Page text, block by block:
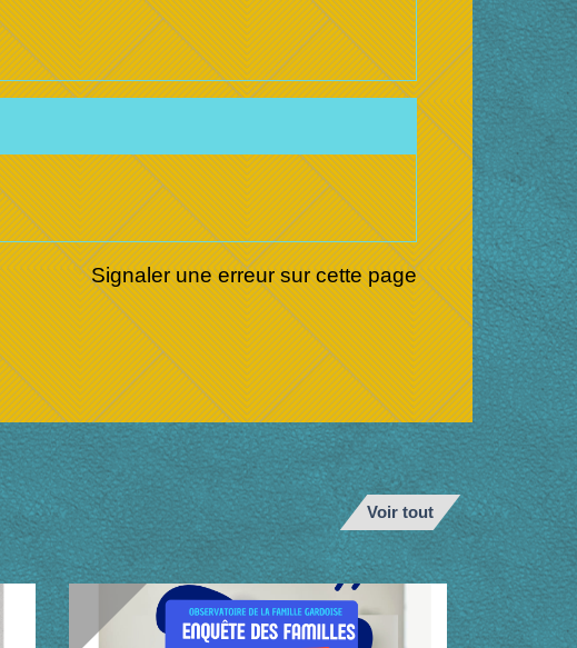
Signaler une erreur sur cette page
Voir tout